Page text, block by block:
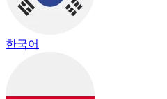
한국어